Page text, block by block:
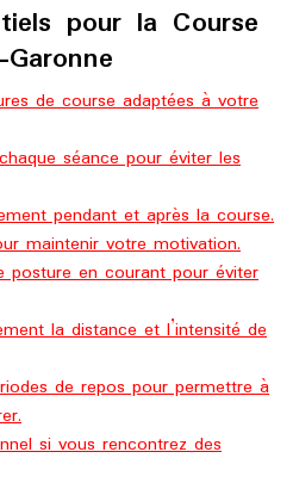
pour la Course
de course adaptées à votre
séance pour éviter les
pendant et après la course.
maintenir votre motivation.
posture en courant pour éviter
la distance et l’intensité de
de repos pour permettre à
si vous rencontrez des